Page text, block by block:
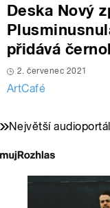
Deska Nový
přidává
2. červenec 2021
ArtCafé
Největší